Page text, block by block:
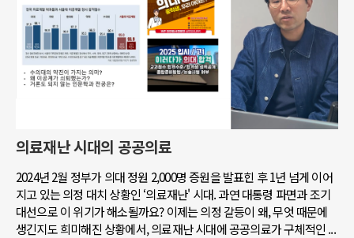
의료재난 시대의 공공의료
2024년 2월 정부가 의대 정원 2,000명 증원을 발표힌 후 1년 넘게 이어
지고 있는 의정 대치 상황인 ‘의료재난' 시대. 과연 대통령 파면과 조기
대선으로 이 위기가 해소될까요? 이제는 의정 갈등이 왜, 무엇 때문에
생긴지도 희미해진 상황에서, 의료재난 시대에 공공의료가 구체적인 ...